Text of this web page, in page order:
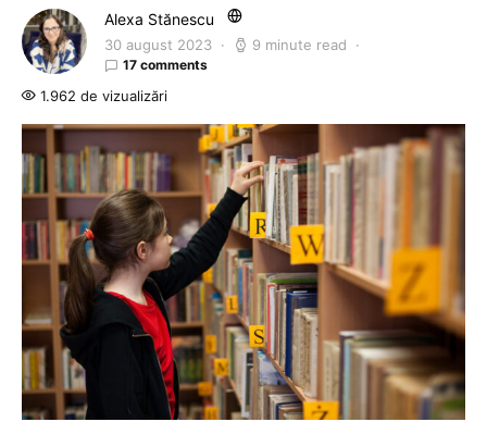
Alexa Stănescu
30 august 2023 9 minute read
17 comments
1.962 de vizualizări